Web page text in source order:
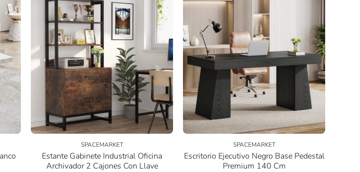
SPACEMARKET
Estante Gabinete Industrial Oficina
Archivador 2 Cajones Con Llave
SPACEMARKET
Escritorio Ejecutivo Negro Base Pedestal
Premium 140 Cm